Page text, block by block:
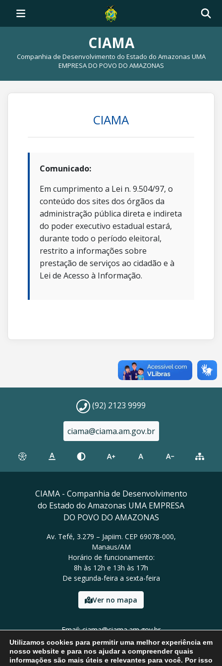
CIAMA
Companhia de Desenvolvimento do Estado do Amazonas UMA
EMPRESA DO POVO DO AMAZONAS
CIAMA
Comunicado:
Em cumprimento a Lei n. 9.504/97, o
conteúdo dos sites dos órgãos da
administração pública direta e indireta
do poder executivo estadual estará,
durante todo o período eleitoral,
restrito a informações sobre
prestação de serviços ao cidadão e à
Lei de Acesso à Informação.
(92) 2123 9999
ciama@ciama.am.gov.br
CIAMA - Companhia de Desenvolvimento
do Estado do Amazonas UMA EMPRESA
DO POVO DO AMAZONAS
Av. Tefé, 3.279 – Japiim. CEP 69078-000,
Manaus/AM
Horário de funcionamento:
8h às 12h e 13h às 17h
De segunda-feira a sexta-feira
Ver no mapa
Email: ciama@ciama.am.gov.br
Tel: (92) 2123 9999
Utilizamos cookies para permitir uma melhor experiência em
nosso website e para nos ajudar a compreender quais
informações são mais úteis e relevantes para você. Por isso